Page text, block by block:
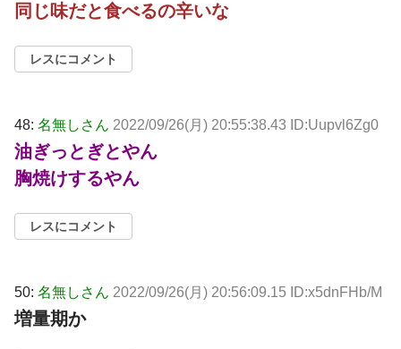
同じ味だと食べるの辛いな
レスにコメント
48: 名無しさん 2022/09/26(月) 20:55:38.43 ID:Uupvl6Zg0
油ぎっとぎとやん
胸焼けするやん
レスにコメント
50: 名無しさん 2022/09/26(月) 20:56:09.15 ID:x5dnFHb/M
増量期か